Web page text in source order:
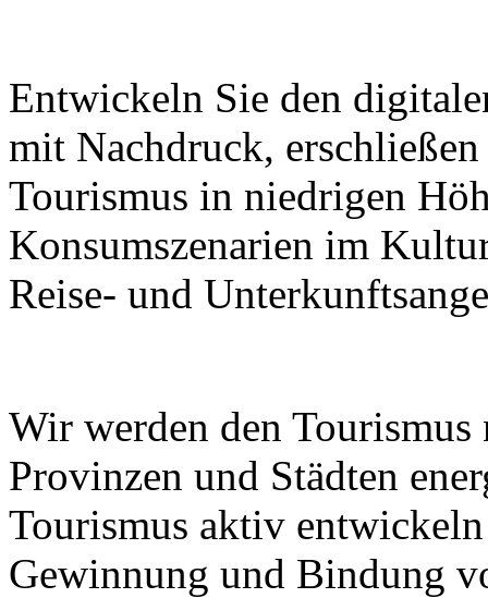
Entwickeln Sie den
mit Nachdruck,
Tourismus in niedrigen
Konsumszenarien im
Reise- und
Wir werden den Tourismus
Provinzen und Städten
Tourismus aktiv
Gewinnung und Bindung